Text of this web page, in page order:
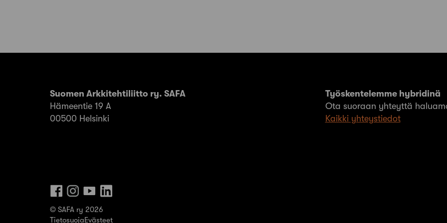
Suomen Arkkitehtiliitto ry. SAFA
Hämeentie 19 A
00500 Helsinki
Työskentelemme hybridinä
Ota suoraan yhteyttä
Kaikki yhteystiedot
© SAFA ry 2026
TietosuojaEvästeet